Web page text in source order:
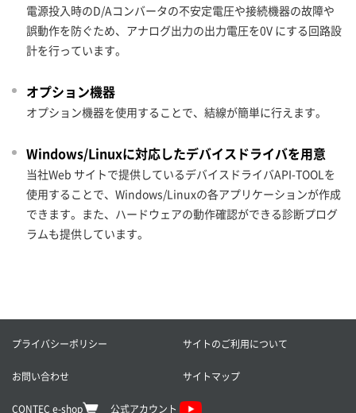
電源投入時のD/Aコンバータの不安定電圧や接続機器の故障や
誤動作を防ぐため、アナログ出力の出力電圧を0V にする回路設
計を行っています。
オプション機器
オプション機器を使用することで、結線が簡単に行えます。
Windows/Linuxに対応したデバイスドライバを用意
当社Web サイトで提供しているデバイスドライバAPI-TOOLを
使用することで、Windows/Linuxの各アプリケーションが作成
できます。また、ハードウェアの動作確認ができる診断プログ
ラムも提供しています。
プライバシーポリシー サイトのご利用について
お問い合わせ サイトマップ
CONTEC e-shop 公式アカウント